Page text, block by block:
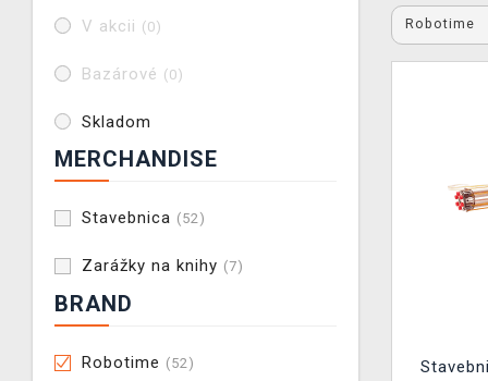
V akcii (0)
Bazárové (0)
Skladom
MERCHANDISE
Stavebnica (52)
Zarážky na knihy (7)
BRAND
Robotime (52)
Robotime